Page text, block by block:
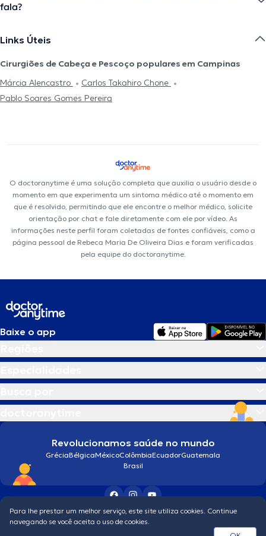
fala?
Links Úteis
Cirurgiões de Cabeça e Pescoço populares em Campinas
Márcia Alencastro
Carlos Takahiro Chone
Pablo Soares Gomes Pereira
O doctoranytime é uma solução completa que auxilia o usuário desde o
momento em que experimenta um sintoma médico até o momento em
que é resolvido, permitindo que ele encontre o melhor médico, solicite
orientação por chat e fale diretamente com ele por vídeo. As
informações neste perfil foram coletadas de fontes confiáveis, como a
página pessoal de Rebeca Maria De Oliveira Dias e foram verificadas
pela equipe do doctoranytime.
Baixe o app
Revolucionamos saúde no mundo
GréciaBélgicaMéxicoColômbiaEcuadorGuatemala
Brasil
Condições gerais
Para lhe prestar um melhor serviço, este site utiliza cookies. Continue
navegando se você aceita o uso de cookies.